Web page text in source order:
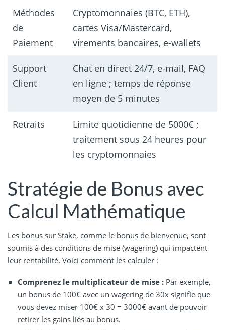
Méthodes
de
Paiement
Cryptomonnaies (BTC, ETH),
cartes Visa/Mastercard,
virements bancaires, e-wallets
Support
Client
Chat en direct 24/7, e-mail, FAQ
en ligne ; temps de réponse
moyen de 5 minutes
Retraits
Limite quotidienne de 5000€ ;
traitement sous 24 heures pour
les cryptomonnaies
Stratégie de Bonus avec
Calcul Mathématique
Les bonus sur Stake, comme le bonus de bienvenue, sont
soumis à des conditions de mise (wagering) qui impactent
leur rentabilité. Voici comment les calculer :
Comprenez le multiplicateur de mise : Par exemple,
un bonus de 100€ avec un wagering de 30x signifie que
vous devez miser 100€ x 30 = 3000€ avant de pouvoir
retirer les gains liés au bonus.